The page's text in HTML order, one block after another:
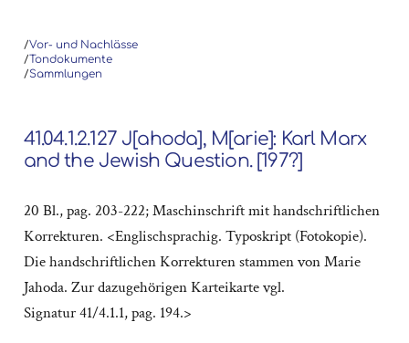
/Vor- und Nachlässe
/Tondokumente
/Sammlungen
41.04.1.2.127 J[ahoda], M[arie]: Karl Marx
and the Jewish Question. [197?]
20 Bl., pag. 203-222; Maschinschrift mit handschriftlichen
Korrekturen. <Englischsprachig. Typoskript (Fotokopie).
Die handschriftlichen Korrekturen stammen von Marie
Jahoda. Zur dazugehörigen Karteikarte vgl.
Signatur 41/4.1.1, pag. 194.>